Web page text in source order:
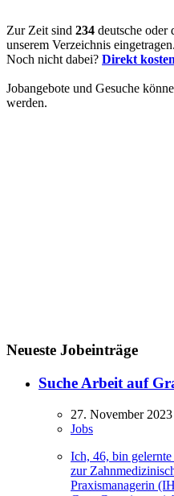
Zur Zeit sind 234 deutsche oder
unserem Verzeichnis eingetragen.
Noch nicht dabei? Direkt
Jobangebote und Gesuche
werden.
Neueste Jobeinträge
Suche Arbeit auf
27. November 2023
Jobs
Ich, 46, bin
zur
Praxismanagerin